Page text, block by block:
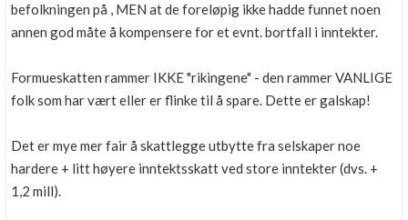
befolkningen på , MEN at de foreløpig ikke hadde funnet noen
annen god måte å kompensere for et evnt. bortfall i inntekter.
Formueskatten rammer IKKE "rikingene" - den rammer VANLIGE
folk som har vært eller er flinke til å spare. Dette er galskap!
Det er mye mer fair å skattlegge utbytte fra selskaper noe
hardere + litt høyere inntektsskatt ved store inntekter (dvs. +
1,2 mill).